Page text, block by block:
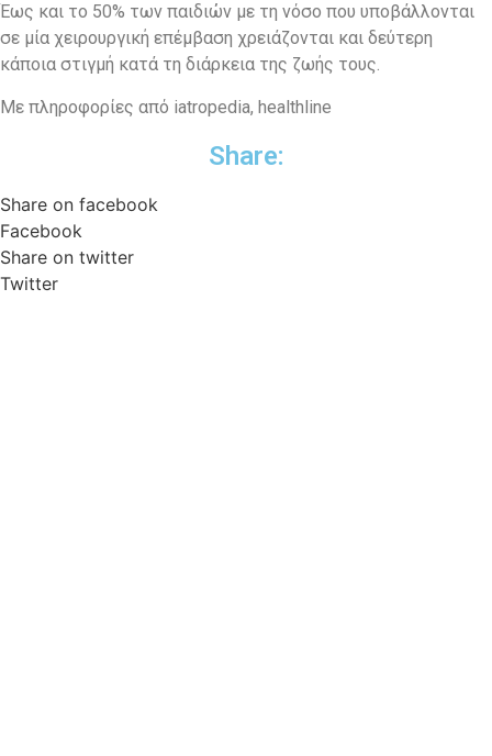
Έως και το 50% των παιδιών με τη νόσο που υποβάλλονται
σε μία χειρουργική επέμβαση χρειάζονται και δεύτερη
κάποια στιγμή κατά τη διάρκεια της ζωής τους.
Με πληροφορίες από iatropedia, healthline
Share:
Share on facebook
Facebook
Share on twitter
Twitter